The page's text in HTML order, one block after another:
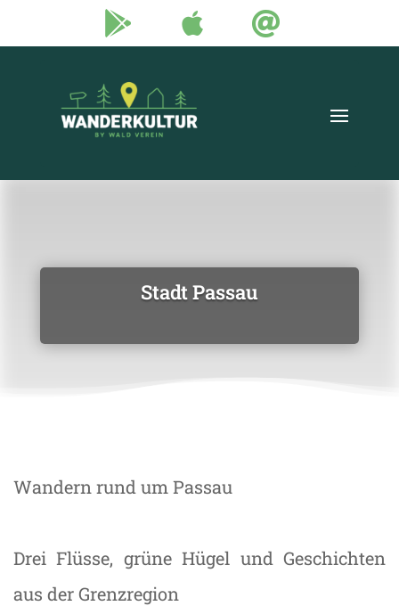
  
Stadt Passau
Wandern rund um Passau
Drei Flüsse, grüne Hügel und Geschichten
aus der Grenzregion